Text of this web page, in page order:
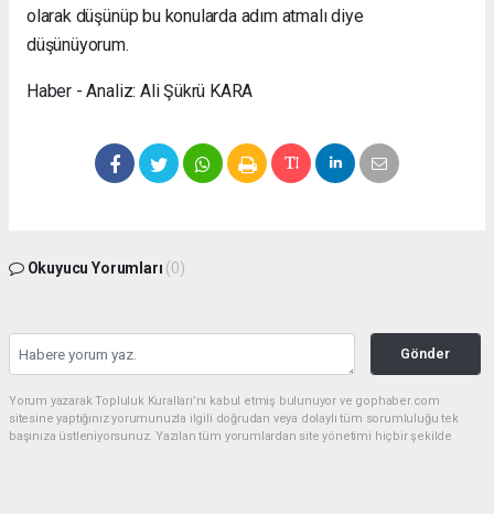
olarak düşünüp bu konularda adım atmalı diye
düşünüyorum.
Haber - Analiz: Ali Şükrü KARA
Okuyucu Yorumları (0)
Gönder
Yorum yazarak Topluluk Kuralları’nı kabul etmiş bulunuyor ve gophaber.com
sitesine yaptığınız yorumunuzla ilgili doğrudan veya dolaylı tüm sorumluluğu tek
başınıza üstleniyorsunuz. Yazılan tüm yorumlardan site yönetimi hiçbir şekilde